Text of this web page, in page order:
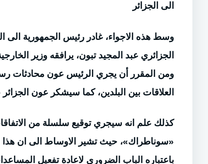
الى الجزائر
وسط هذه الاجواء، غادر رئيس الجمهورية الى
الجزائري عبد المجيد تبون، يرافقه وزير
ومن المقرر أن يجري الرئيس عون محادثات
العلاقات بين البلدين، كما سيشكر عون
كذلك علم انه سيجري توقيع سلسلة من
«سوناطراك»، حيث تشير الاوساط الى ان
باعتباره الباب الضروري لاعادة تفعيل